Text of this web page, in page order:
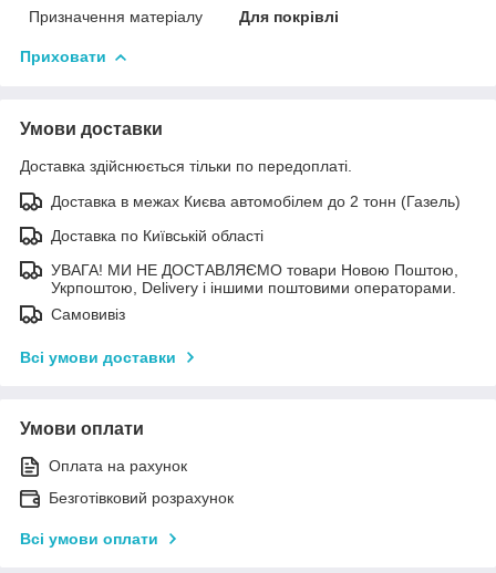
Призначення матеріалу
Для покрівлі
Приховати
Умови доставки
Доставка здійснюється тільки по передоплаті.
Доставка в межах Києва автомобілем до 2 тонн (Газель)
Доставка по Київській області
УВАГА! МИ НЕ ДОСТАВЛЯЄМО товари Новою Поштою,
Укрпоштою, Delivery і іншими поштовими операторами.
Самовивіз
Всі умови доставки
Умови оплати
Оплата на рахунок
Безготівковий розрахунок
Всі умови оплати